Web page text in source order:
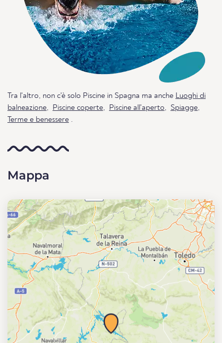
Tra l'altro, non c'è solo Piscine in Spagna ma anche Luoghi di
balneazione, Piscine coperte, Piscine all'aperto, Spiagge,
Terme e benessere .
Mappa